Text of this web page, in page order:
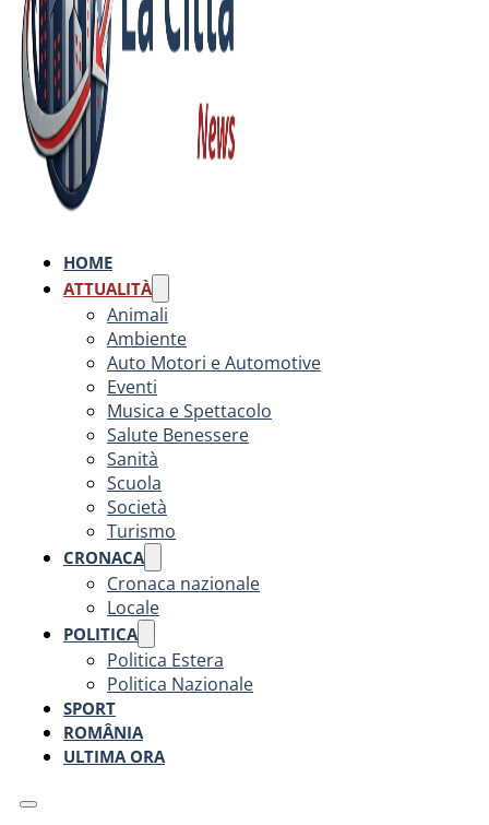
HOME
ATTUALITÀ
Animali
Ambiente
Auto Motori e Automotive
Eventi
Musica e Spettacolo
Salute Benessere
Sanità
Scuola
Società
Turismo
CRONACA
Cronaca nazionale
Locale
POLITICA
Politica Estera
Politica Nazionale
SPORT
ROMÂNIA
ULTIMA ORA